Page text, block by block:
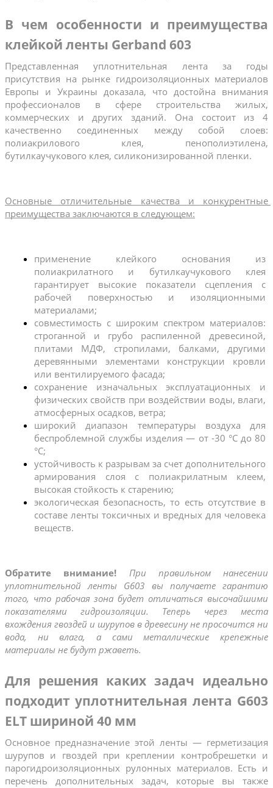
В чем особенности и преимущества
клейкой ленты Gerband 603
Представленная уплотнительная лента за годы
присутствия на рынке гидроизоляционных материалов
Европы и Украины доказала, что достойна внимания
профессионалов в сфере строительства жилых,
коммерческих и других зданий. Она состоит из 4
качественно соединенных между собой слоев:
полиакрилового клея, пенополиэтилена,
бутилкаучукового клея, силиконизированной пленки.
Основные отличительные качества и конкурентные
преимущества заключаются в следующем:
применение клейкого основания из
полиакрилатного и бутилкаучукового клея
гарантирует высокие показатели сцепления с
рабочей поверхностью и изоляционными
материалами;
совместимость с широким спектром материалов:
строганной и грубо распиленной древесиной,
плитами МДФ, стропилами, балками, другими
деревянными элементами конструкции кровли
или вентилируемого фасада;
сохранение изначальных эксплуатационных и
физических свойств при воздействии воды, влаги,
атмосферных осадков, ветра;
широкий диапазон температуры воздуха для
беспроблемной службы изделия — от -30 °C до 80
°C;
устойчивость к разрывам за счет дополнительного
армирования слоя с полиакрилатным клеем,
высокая стойкость к старению;
экологическая безопасность, то есть отсутствие в
составе ленты токсичных и вредных для человека
веществ.
Обратите внимание! При правильном нанесении
уплотнительной ленты G603 вы получаете гарантию
того, что рабочая зона будет отличаться высочайшими
показателями гидроизоляции. Теперь через места
вхождения гвоздей и шурупов в древесину не просочится ни
вода, ни влага, а сами металлические крепежные
материалы не будут ржаветь.
Для решения каких задач идеально
подходит уплотнительная лента G603
ELT шириной 40 мм
Основное предназначение этой ленты — герметизация
шурупов и гвоздей при креплении контробрешетки и
парогидроизоляционных рулонных материалов. Есть и
перечень дополнительных задач, которые вы также